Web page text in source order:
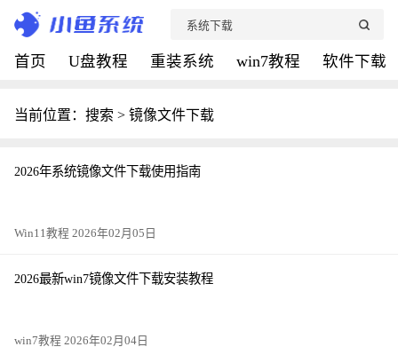
首页 U盘教程 重装系统 win7教程 软件下载
当前位置：搜索 > 镜像文件下载
2026年系统镜像文件下载使用指南
Win11教程 2026年02月05日
2026最新win7镜像文件下载安装教程
win7教程 2026年02月04日